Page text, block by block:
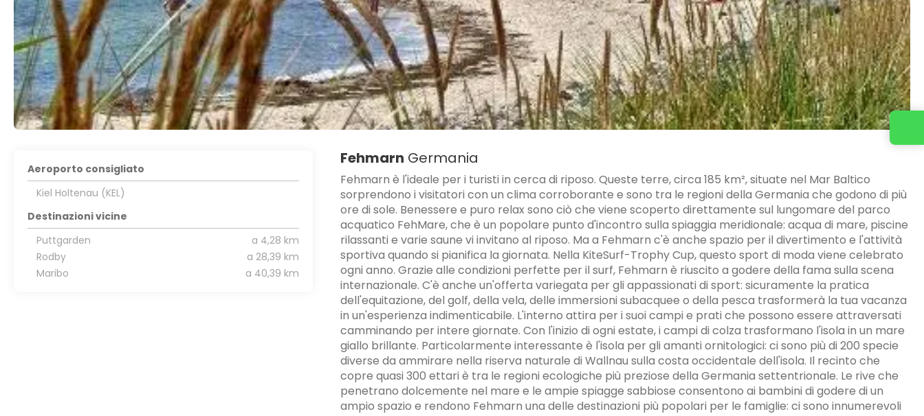
Fehmarn Germania
Fehmarn è l'ideale per i turisti in cerca di riposo. Queste terre, circa 185 km², situate nel Mar Baltico
sorprendono i visitatori con un clima corroborante e sono tra le regioni della Germania che godono di più
ore di sole. Benessere e puro relax sono ciò che viene scoperto direttamente sul lungomare del parco
acquatico FehMare, che è un popolare punto d'incontro sulla spiaggia meridionale: acqua di mare, piscine
rilassanti e varie saune vi invitano al riposo. Ma a Fehmarn c'è anche spazio per il divertimento e l'attività
sportiva quando si pianifica la giornata. Nella KiteSurf-Trophy Cup, questo sport di moda viene celebrato
ogni anno. Grazie alle condizioni perfette per il surf, Fehmarn è riuscito a godere della fama sulla scena
internazionale. C'è anche un'offerta variegata per gli appassionati di sport: sicuramente la pratica
dell'equitazione, del golf, della vela, delle immersioni subacquee o della pesca trasformerà la tua vacanza
in un'esperienza indimenticabile. L'interno attira per i suoi campi e prati che possono essere attraversati
camminando per intere giornate. Con l'inizio di ogni estate, i campi di colza trasformano l'isola in un mare
giallo brillante. Particolarmente interessante è l'isola per gli amanti ornitologici: ci sono più di 200 specie
diverse da ammirare nella riserva naturale di Wallnau sulla costa occidentale dell'isola. Il recinto che
copre quasi 300 ettari è tra le regioni ecologiche più preziose della Germania settentrionale. Le rive che
penetrano dolcemente nel mare e le ampie spiagge sabbiose consentono ai bambini di godere di un
ampio spazio e rendono Fehmarn una delle destinazioni più popolari per le famiglie: ci sono innumerevoli
Aeroporto consigliato
Kiel Holtenau (KEL)
Destinazioni vicine
Puttgarden
a 4,28 km
Rodby
a 28,39 km
Maribo
a 40,39 km